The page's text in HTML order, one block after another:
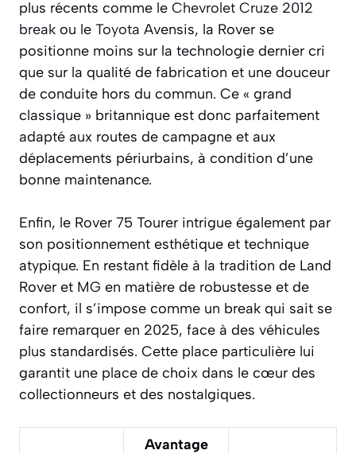
plus récents comme le Chevrolet Cruze 2012
break ou le Toyota Avensis, la Rover se
positionne moins sur la technologie dernier cri
que sur la qualité de fabrication et une douceur
de conduite hors du commun. Ce « grand
classique » britannique est donc parfaitement
adapté aux routes de campagne et aux
déplacements périurbains, à condition d’une
bonne maintenance.
Enfin, le Rover 75 Tourer intrigue également par
son positionnement esthétique et technique
atypique. En restant fidèle à la tradition de Land
Rover et MG en matière de robustesse et de
confort, il s’impose comme un break qui sait se
faire remarquer en 2025, face à des véhicules
plus standardisés. Cette place particulière lui
garantit une place de choix dans le cœur des
collectionneurs et des nostalgiques.
Avantage